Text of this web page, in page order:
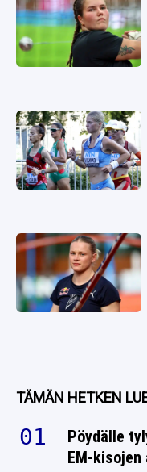
TÄMÄN HETKEN
Pöydälle
EM-kisojen